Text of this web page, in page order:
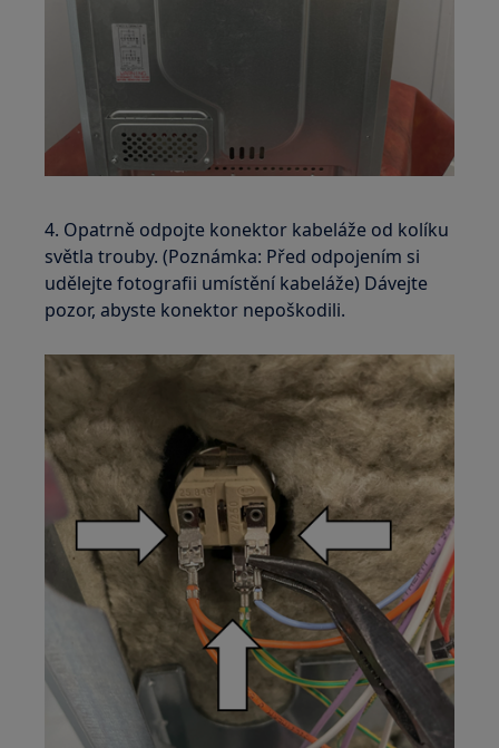
4. Opatrně odpojte konektor kabeláže od kolíku
světla trouby. (Poznámka: Před odpojením si
udělejte fotografii umístění kabeláže) Dávejte
pozor, abyste konektor nepoškodili.